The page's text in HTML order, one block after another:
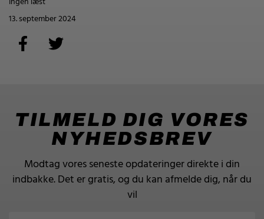
13. september 2024
TILMELD DIG VORES
NYHEDSBREV
Modtag vores seneste opdateringer direkte i din
indbakke.Det er gratis, og du kan afmelde dig, når du
vil